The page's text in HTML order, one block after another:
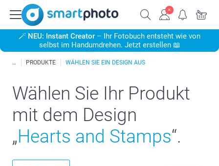
🪄 NEU: Instant Creator – Ihr Fotobuch entsteht wie von
selbst im Handumdrehen. Jetzt erstellen 📖
PRODUKTE WÄHLEN SIE EIN DESIGN AUS
Wählen Sie Ihr Produkt
mit dem Design
„Hearts and Stamps“.